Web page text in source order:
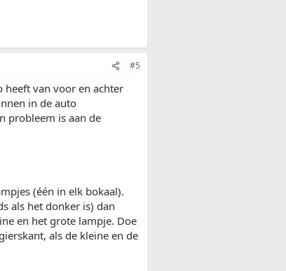
#5
heeft van voor en achter
in de auto
probleem is aan de
(één in elk bokaal).
als het donker is) dan
en het grote lampje. Doe
als de kleine en de